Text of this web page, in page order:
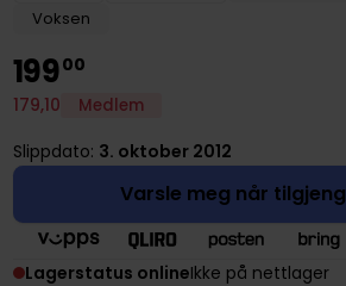
Voksen
19900
179,10 Medlem
Slippdato: 3. oktober 2012
Varsle meg når
Lagerstatus onlineIkke på nettlager